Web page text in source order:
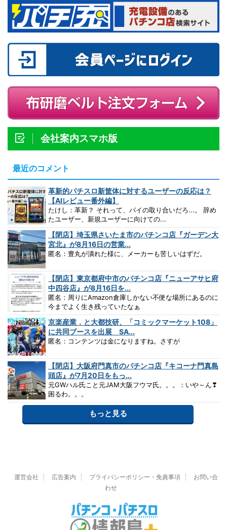
会社案内スマホ版
最近のコメント
革新的パチスロ新筐体に対するユーザーの反応は？
【AIレビュー番外編】
たけし：革新？ それって、パイの取り合いだろ...。 辞め
たユーザー、新規ユーザーに向けての...
【閉店】埼玉県さいたま市のパチンコ店『ガーデン大
宮北』が8月16日の営業...
匿名：豊丸が潰れた様に、メーカーも苦しいはずだ。
【閉店】東京都府中市のパチンコ店『ニューアサヒ府
中四谷店』が8月16日を...
匿名：周りにAmazon倉庫しかない不便な場所にあるのに
今までよく生き残っていたなぁ
京楽産業．と大都技研、「コミックマーケット108」
に共同ブースを出展 SA...
匿名：コンテンツは金になりますね。さすが
【閉店】大阪府門真市のパチンコ店『キコーナ門真島
頭店』が7月20日をもっ...
元GWハル氏こと元JAM大阪フウマ氏。。。：いや～ん❣
困るわ。。。
もっと見る
運営会社 広告案内 プライバシーポリシー・免責事項
お問い合
わせ